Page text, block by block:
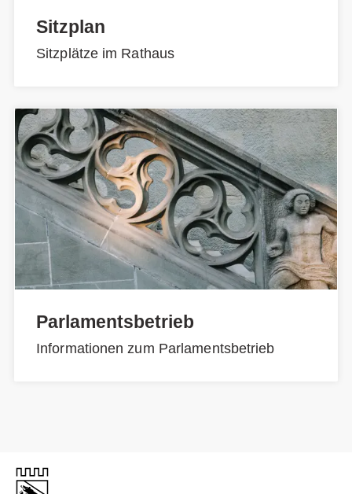
Sitzplan
Sitzplätze im Rathaus
Parlamentsbetrieb
Informationen zum Parlamentsbetrieb